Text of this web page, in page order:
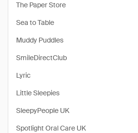
The Paper Store
Sea to Table
Muddy Puddles
SmileDirectClub
Lyric
Little Sleepies
SleepyPeople UK
Spotlight Oral Care UK